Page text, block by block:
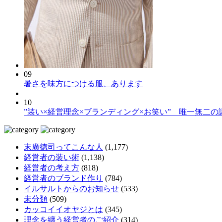
09
暑さを味方につける服、あります
10
”装い×経営理念×ブランディング×お笑い” 唯一無二の
末廣徳司ってこんな人 (1,177)
経営者の装い術 (1,138)
経営者の考え方 (818)
経営者のブランド作り (784)
イルサルトからのお知らせ (533)
未分類 (509)
カッコイイオヤジとは (345)
理念を纏う経営者のご紹介 (314)